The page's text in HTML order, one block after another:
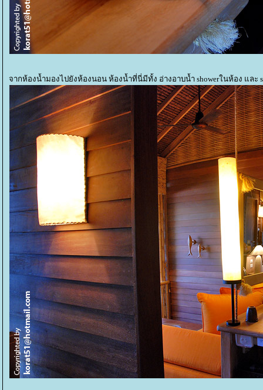
จากห้องน้ำมองไปยังห้องนอน ห้องน้ำที่นี่มีทั้ง อ่างอาบน้ำ showerในห้อง และ